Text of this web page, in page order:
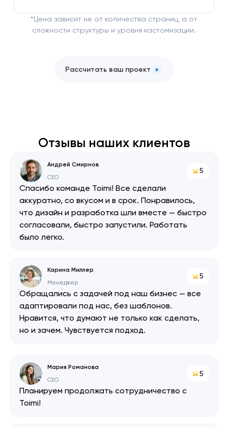
*Цена зависит не от количества страниц, а от
сложности структуры и уровня кастомизации.
Рассчитать ваш проект
Отзывы наших клиентов
Андрей Смирнов
CEO
5
Спасибо команде Toimi! Все сделали
аккуратно, со вкусом и в срок. Понравилось,
что дизайн и разработка шли вместе — быстро
согласовали, быстро запустили. Работать
было легко.
Карина Миллер
Менеджер
5
Обращались с задачей под наш бизнес — все
адаптировали под нас, без шаблонов.
Нравится, что думают не только как сделать,
но и зачем. Чувствуется подход.
Мария Романова
CEO
5
Планируем продолжать сотрудничество с
Toimi!
Ваша заявка